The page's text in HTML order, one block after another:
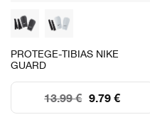
PROTEGE-TIBIAS NIKE
GUARD
9.79 €
13.99 €